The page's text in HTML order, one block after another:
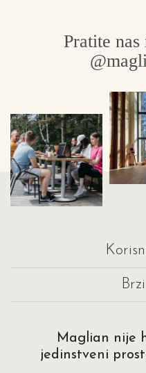
Pratite nas
Maglian nije
jedinstveni